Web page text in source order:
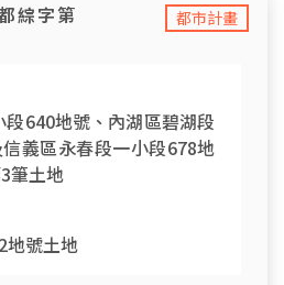
都市計畫
綜字第
640地號、內湖區碧湖段
義區永春段一小段678地
筆土地
地號土地